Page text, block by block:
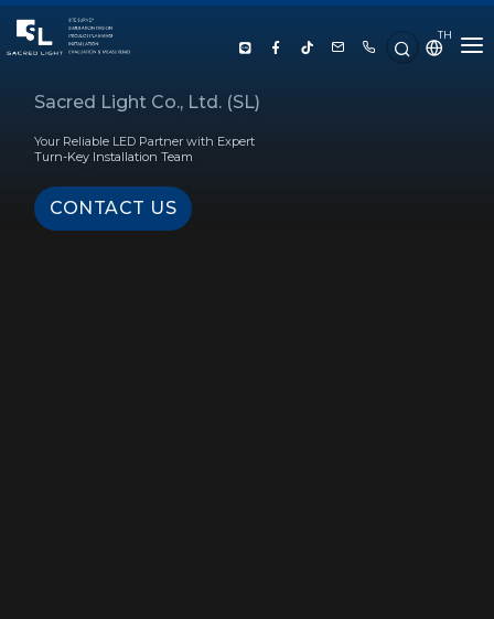
TH
HOME
ABOUT US
PRODUCT
Sacred Light Co., Ltd. (SL)
Your Reliable LED Partner with Expert
Turn-Key Installation Team
CONTACT US